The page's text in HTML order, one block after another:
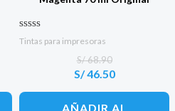
Valorado con
Tintas para impresoras
S/68.90
El
original
S/46.50
El
actual
AÑADIR AL